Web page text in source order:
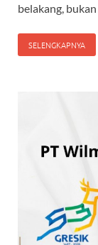
belakang,
SELENGKAPNYA